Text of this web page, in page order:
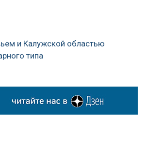
и Калужской областью
типа